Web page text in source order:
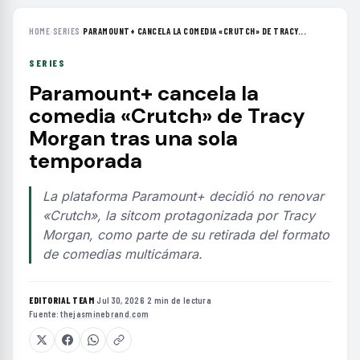
HOME› SERIES ›PARAMOUNT+ CANCELA LA COMEDIA «CRUTCH» DE TRACY...
SERIES
Paramount+ cancela la
comedia «Crutch» de Tracy
Morgan tras una sola
temporada
La plataforma Paramount+ decidió no renovar
«Crutch», la sitcom protagonizada por Tracy
Morgan, como parte de su retirada del formato
de comedias multicámara.
EDITORIAL TEAM·Jul 30, 2026·2 min de lectura·
Fuente:thejasminebrand.com